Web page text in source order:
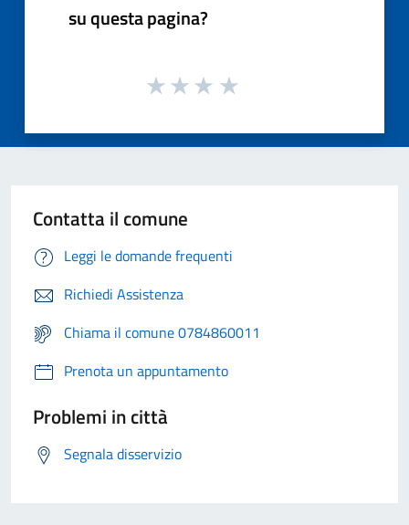
su questa pagina?
Contatta il comune
Leggi le domande frequenti
Richiedi Assistenza
Chiama il comune 0784860011
Prenota un appuntamento
Problemi in città
Segnala disservizio